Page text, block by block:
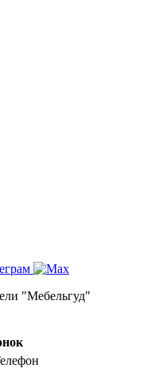
"Мебельгуд"